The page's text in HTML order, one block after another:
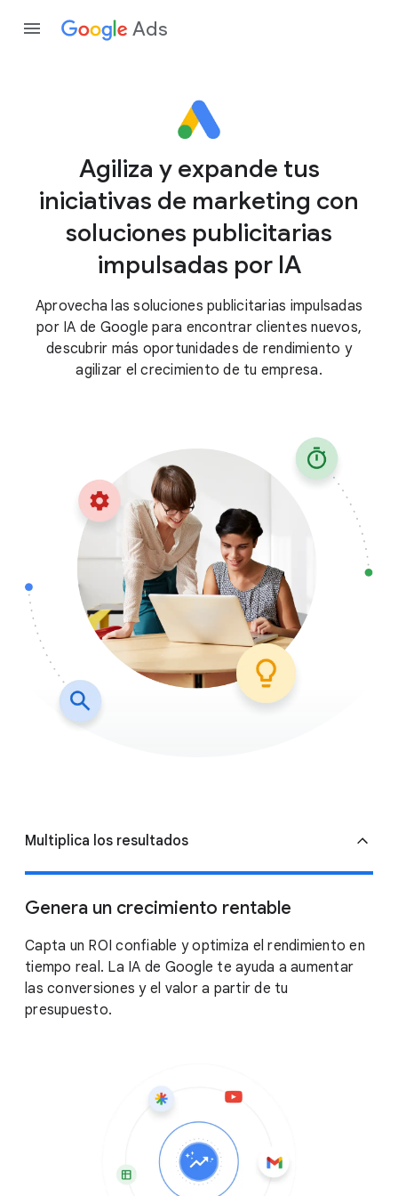
Ads
Agiliza y expande tus
iniciativas de marketing con
soluciones publicitarias
impulsadas por IA
Aprovecha las soluciones publicitarias impulsadas
por IA de Google para encontrar clientes nuevos,
descubrir más oportunidades de rendimiento y
agilizar el crecimiento de tu empresa.
Multiplica los resultados
Genera un crecimiento rentable
Capta un ROI confiable y optimiza el rendimiento en
tiempo real. La IA de Google te ayuda a aumentar
las conversiones y el valor a partir de tu
presupuesto.